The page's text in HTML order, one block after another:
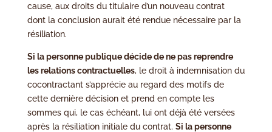
cause, aux droits du titulaire d’un nouveau contrat
dont la conclusion aurait été rendue nécessaire par la
résiliation.
Si la personne publique décide de ne pas reprendre
les relations contractuelles, le droit à indemnisation du
cocontractant s’apprécie au regard des motifs de
cette dernière décision et prend en compte les
sommes qui, le cas échéant, lui ont déjà été versées
après la résiliation initiale du contrat. Si la personne